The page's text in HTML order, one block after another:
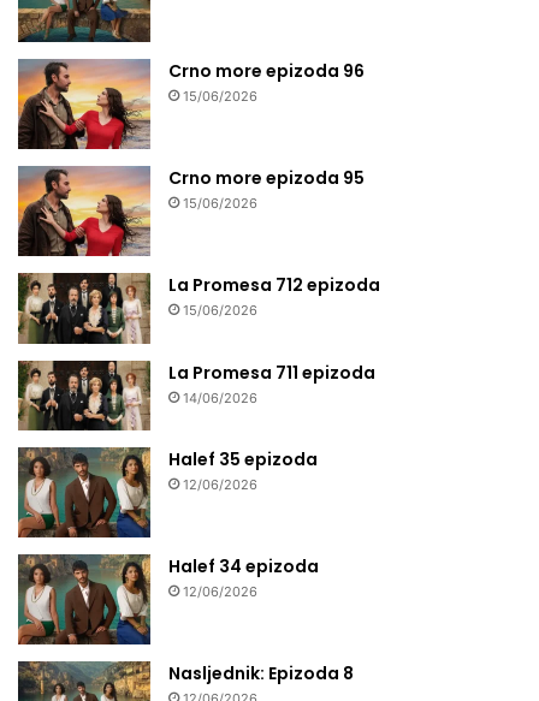
Crno more epizoda 96
15/06/2026
Crno more epizoda 95
15/06/2026
La Promesa 712 epizoda
15/06/2026
La Promesa 711 epizoda
14/06/2026
Halef 35 epizoda
12/06/2026
Halef 34 epizoda
12/06/2026
Nasljednik: Epizoda 8